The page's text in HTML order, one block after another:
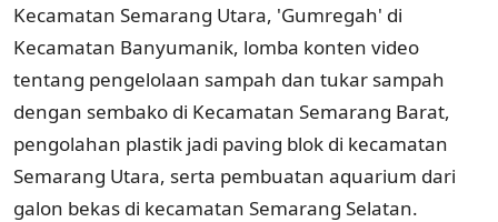
Kecamatan Semarang Utara, 'Gumregah' di
Kecamatan Banyumanik, lomba konten video
tentang pengelolaan sampah dan tukar sampah
dengan sembako di Kecamatan Semarang Barat,
pengolahan plastik jadi paving blok di kecamatan
Semarang Utara, serta pembuatan aquarium dari
galon bekas di kecamatan Semarang Selatan.